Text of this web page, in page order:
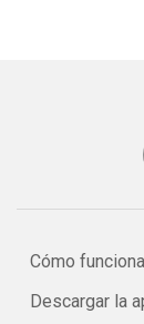
Cómo funciona
Descargar la